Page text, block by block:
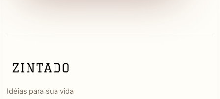
Idéias para sua vida